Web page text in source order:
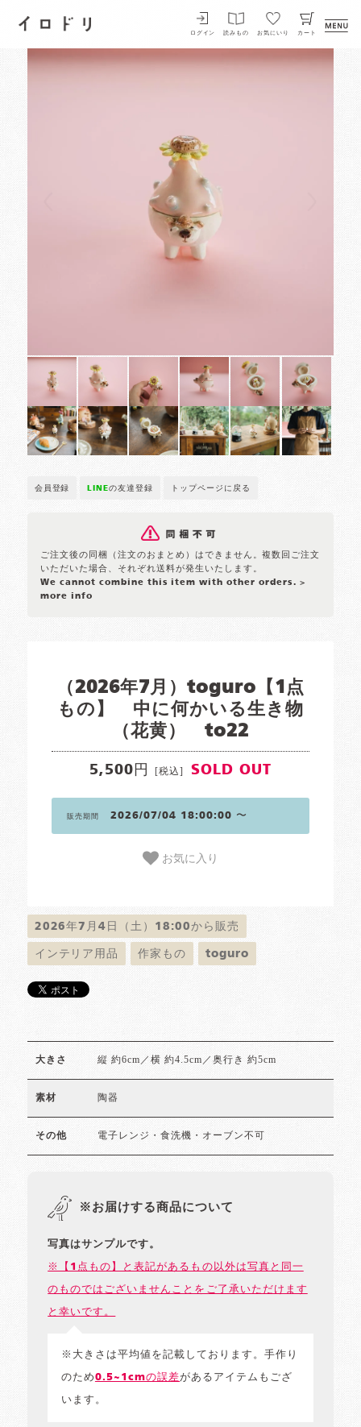
イロドリ
ログイン 読みもの お気にいり カート
会員登録 LINEの友達登録 トップページに戻る
ご注文後の同梱（注文のおまとめ）はできません。複数回ご注文
いただいた場合、それぞれ送料が発生いたします。
We cannot combine this item with other orders. >
more info
（2026年7月）toguro【1点
もの】 中に何かいる生き物
（花黄） to22
5,500円 [税込] SOLD OUT
販売期間 2026/07/04 18:00:00 〜
お気に入り
2026年7月4日（土）18:00から販売
インテリア用品 作家もの toguro
大きさ 縦 約6cm／横 約4.5cm／奥行き 約5cm
素材 陶器
その他 電子レンジ・食洗機・オーブン不可
※お届けする商品について
写真はサンプルです。
※【1点もの】と表記があるもの以外は写真と同一
のものではございませんことをご了承いただけます
と幸いです。
※大きさは平均値を記載しております。手作り
のため0.5~1cmの誤差があるアイテムもござ
います。